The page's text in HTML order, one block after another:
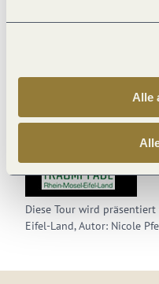
Alle
Diese Tour wird
Eifel-Land, Autor: Nicole